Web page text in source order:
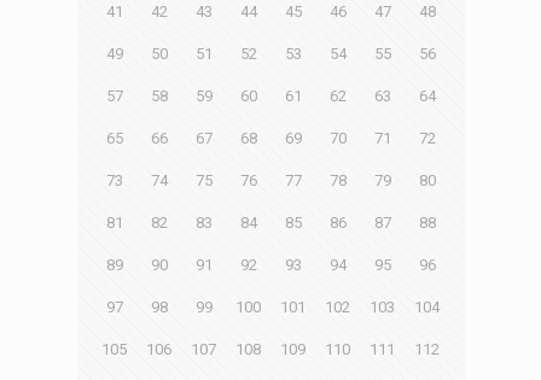
41 42 43 44 45 46 47 48
49 50 51 52 53 54 55 56
57 58 59 60 61 62 63 64
65 66 67 68 69 70 71 72
73 74 75 76 77 78 79 80
81 82 83 84 85 86 87 88
89 90 91 92 93 94 95 96
97 98 99 100 101 102 103 104
105 106 107 108 109 110 111 112